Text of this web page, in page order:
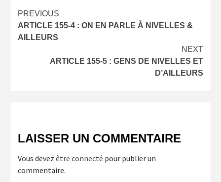
Post
navigation
PREVIOUS
ARTICLE 155-4 : ON EN PARLE À NIVELLES &
AILLEURS
NEXT
ARTICLE 155-5 : GENS DE NIVELLES ET
D’AILLEURS
LAISSER UN COMMENTAIRE
Vous devez être connecté pour publier un
commentaire.